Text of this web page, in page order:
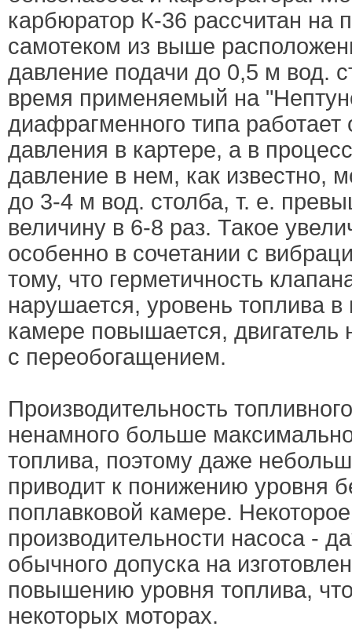
карбюратор К-36 рассчитан на
самотеком из выше
давление подачи до 0,5 м вод.
время применяемый на
диафрагменного типа работает
давления в картере, а в
давление в нем, как известно,
до 3-4 м вод. столба, т. е.
величину в 6-8 раз. Такое
особенно в сочетании с
тому, что герметичность
нарушается, уровень топлива в
камере повышается, двигатель
с переобогащением.
Производительность
ненамного больше
топлива, поэтому даже
приводит к понижению уровня
поплавковой камере.
производительности насоса -
обычного допуска на
повышению уровня топлива,
некоторых моторах.